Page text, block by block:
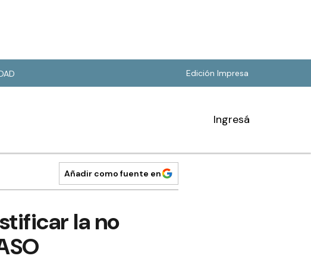
Edición Impresa
Ingresá
Añadir como fuente en
la no